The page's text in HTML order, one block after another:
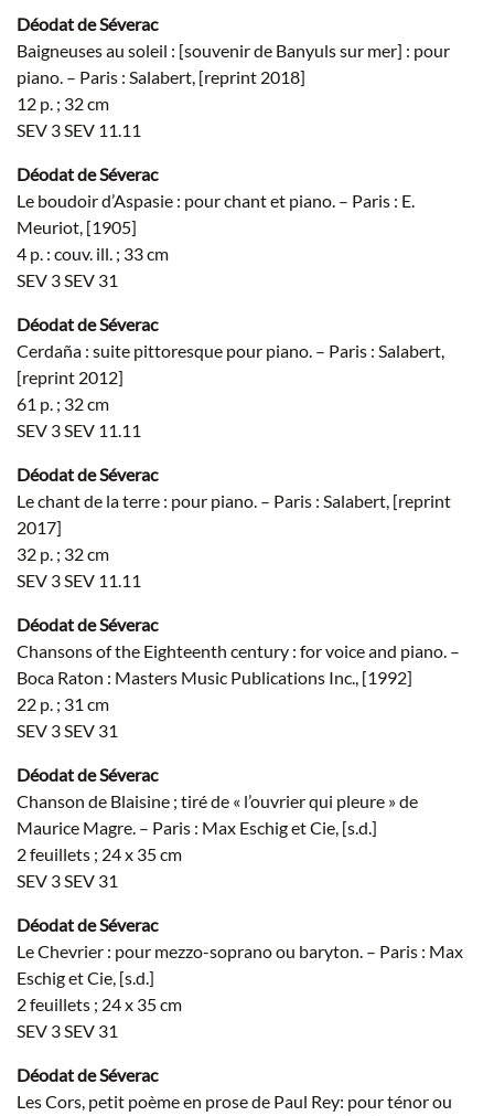
Déodat de Séverac
Baigneuses au soleil : [souvenir de Banyuls sur mer] : pour
piano. – Paris : Salabert, [reprint 2018]
12 p. ; 32 cm
SEV 3 SEV 11.11
Déodat de Séverac
Le boudoir d’Aspasie : pour chant et piano. – Paris : E.
Meuriot, [1905]
4 p. : couv. ill. ; 33 cm
SEV 3 SEV 31
Déodat de Séverac
Cerdaña : suite pittoresque pour piano. – Paris : Salabert,
[reprint 2012]
61 p. ; 32 cm
SEV 3 SEV 11.11
Déodat de Séverac
Le chant de la terre : pour piano. – Paris : Salabert, [reprint
2017]
32 p. ; 32 cm
SEV 3 SEV 11.11
Déodat de Séverac
Chansons of the Eighteenth century : for voice and piano. –
Boca Raton : Masters Music Publications Inc., [1992]
22 p. ; 31 cm
SEV 3 SEV 31
Déodat de Séverac
Chanson de Blaisine ; tiré de « l’ouvrier qui pleure » de
Maurice Magre. – Paris : Max Eschig et Cie, [s.d.]
2 feuillets ; 24 x 35 cm
SEV 3 SEV 31
Déodat de Séverac
Le Chevrier : pour mezzo-soprano ou baryton. – Paris : Max
Eschig et Cie, [s.d.]
2 feuillets ; 24 x 35 cm
SEV 3 SEV 31
Déodat de Séverac
Les Cors, petit poème en prose de Paul Rey: pour ténor ou